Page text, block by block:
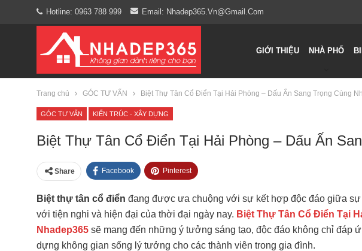
Hotline: 0963 788 999 Email: Nhadep365.vn@gmail.com
GIỚI THIỆU NHÀ PHỐ
Trang chủ GÓC TƯ VẤN Biệt Thự Tân Cổ Điển Tại Hải Phòng – Dấu Ấn Sang Trọng Cùng
GÓC TƯ VẤN KIẾN TRÚC - XÂY DỰNG
Biệt Thự Tân Cổ Điển Tại Hải Phòng – Dấu Ấn
Share Facebook Pinterest
Biệt thự tân cổ điển đang được ưa chuộng với sự kết hợp độc đáo giữa sự
với tiện nghi và hiện đại của thời đại ngày nay. Biệt Thự Tân Cổ Điển Tại
Nhadep365 sẽ mang đến những ý tưởng sáng tạo, độc đáo không chỉ đáp
dựng không gian sống lý tưởng cho các thành viên trong gia đình.